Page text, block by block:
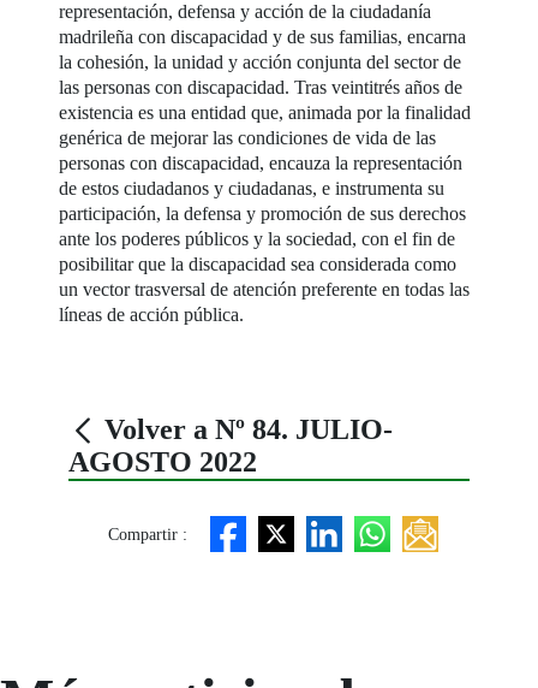
representación, defensa y acción de la ciudadanía
madrileña con discapacidad y de sus familias, encarna
la cohesión, la unidad y acción conjunta del sector de
las personas con discapacidad. Tras veintitrés años de
existencia es una entidad que, animada por la finalidad
genérica de mejorar las condiciones de vida de las
personas con discapacidad, encauza la representación
de estos ciudadanos y ciudadanas, e instrumenta su
participación, la defensa y promoción de sus derechos
ante los poderes públicos y la sociedad, con el fin de
posibilitar que la discapacidad sea considerada como
un vector trasversal de atención preferente en todas las
líneas de acción pública.
Volver a Nº 84. JULIO-
AGOSTO 2022
Compartir :